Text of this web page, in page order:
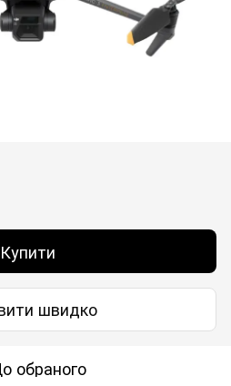
Купити
швидко
обраного